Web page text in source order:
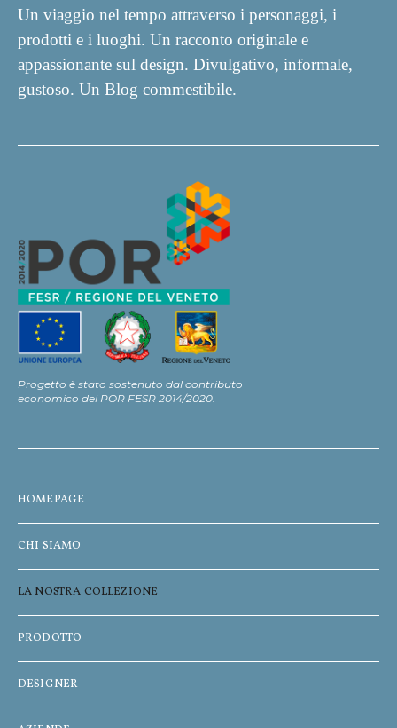
Un viaggio nel tempo attraverso i personaggi, i
prodotti e i luoghi. Un racconto originale e
appassionante sul design. Divulgativo, informale,
gustoso. Un Blog commestibile.
Progetto è stato sostenuto dal contributo
economico del POR FESR 2014/2020.
HOMEPAGE
CHI SIAMO
LA NOSTRA COLLEZIONE
PRODOTTO
DESIGNER